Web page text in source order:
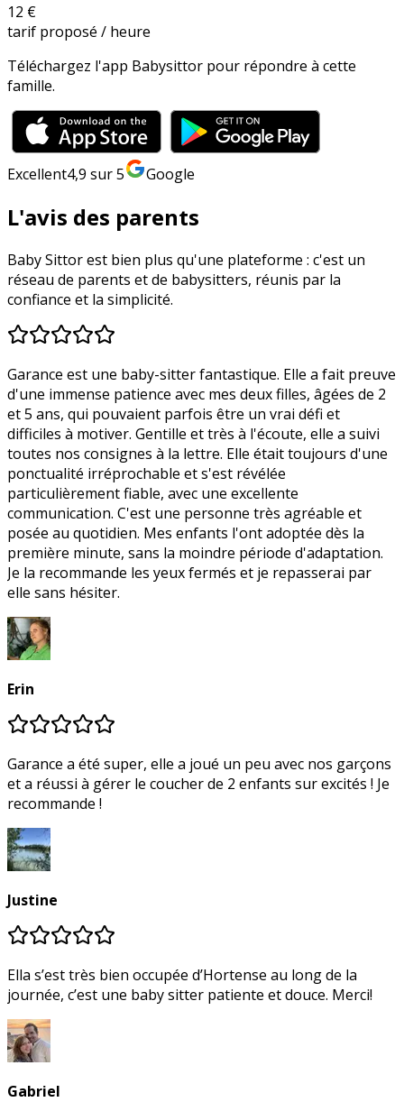
12 €
tarif proposé / heure
Téléchargez l'app Babysittor pour répondre à cette
famille.
Excellent4,9 sur 5 Google
L'avis des parents
Baby Sittor est bien plus qu'une plateforme : c'est un
réseau de parents et de babysitters, réunis par la
confiance et la simplicité.
Garance est une baby-sitter fantastique. Elle a fait preuve
d'une immense patience avec mes deux filles, âgées de 2
et 5 ans, qui pouvaient parfois être un vrai défi et
difficiles à motiver. Gentille et très à l'écoute, elle a suivi
toutes nos consignes à la lettre. Elle était toujours d'une
ponctualité irréprochable et s'est révélée
particulièrement fiable, avec une excellente
communication. C'est une personne très agréable et
posée au quotidien. Mes enfants l'ont adoptée dès la
première minute, sans la moindre période d'adaptation.
Je la recommande les yeux fermés et je repasserai par
elle sans hésiter.
Erin
Garance a été super, elle a joué un peu avec nos garçons
et a réussi à gérer le coucher de 2 enfants sur excités ! Je
recommande !
Justine
Ella s’est très bien occupée d’Hortense au long de la
journée, c’est une baby sitter patiente et douce. Merci!
Gabriel